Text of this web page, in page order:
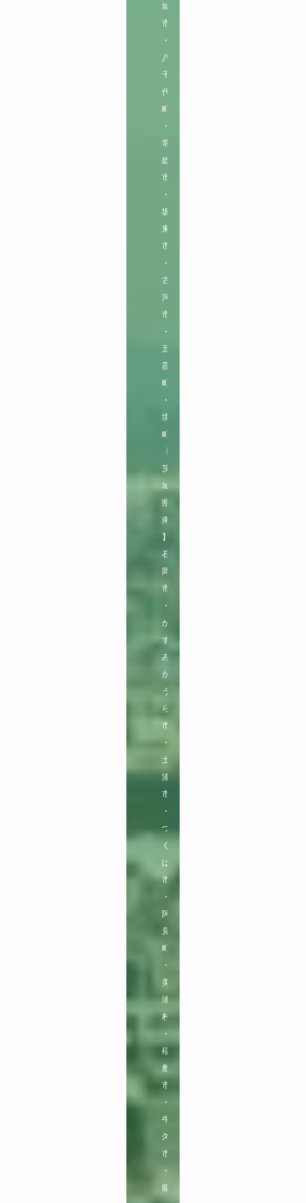
城
市
・
八
千
代
町
・
常
総
市
・
坂
東
市
・
古
河
市
・
五
霞
町
・
境
町
茨
城
県
南
】
石
岡
市
・
か
す
み
が
う
ら
市
・
土
浦
市
・
つ
く
ば
市
・
阿
見
町
・
美
浦
村
・
稲
敷
市
・
牛
久
市
・
龍